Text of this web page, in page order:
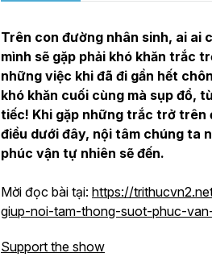
Trên con đường nhân sinh, ai ai
mình sẽ gặp phải khó khăn trắc
những việc khi đã đi gần hết
khó khăn cuối cùng mà sụp đổ,
tiếc! Khi gặp những trắc trở trên
điều dưới đây, nội tâm chúng ta
phúc vận tự nhiên sẽ đến.
Mời đọc bài tại: https://
giup-noi-tam-thong-suot-phuc-
Support the show